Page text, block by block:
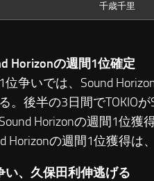
千歳千里
Horizonの週間1位確定
争いでは、Sound
。後半の3日間でTOKIO
Horizonの週間1位獲
Horizonの週間1位獲得は
い、久保田利伸逃げる